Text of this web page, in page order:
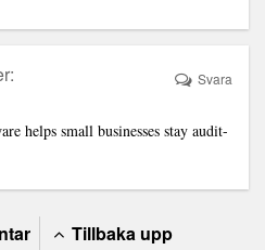
helps small businesses stay audit-
Svara
Tillbaka upp